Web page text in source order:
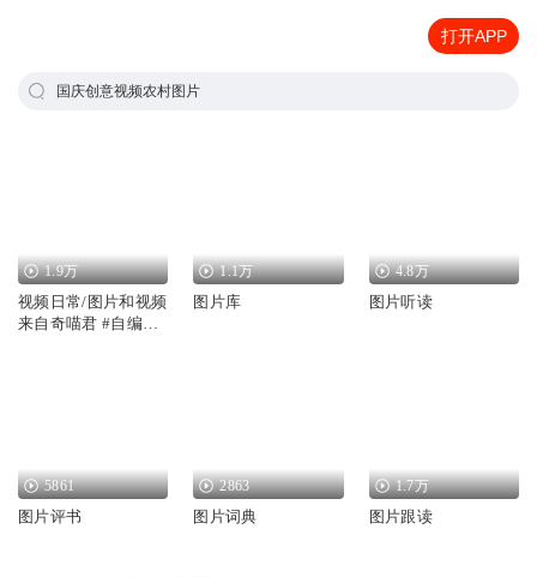
打开APP
国庆创意视频农村图片
1.9万
视频日常/图片和视频
来自奇喵君 #自编视
1.1万
图片库
4.8万
图片听读
5861
图片评书
2863
图片词典
1.7万
图片跟读